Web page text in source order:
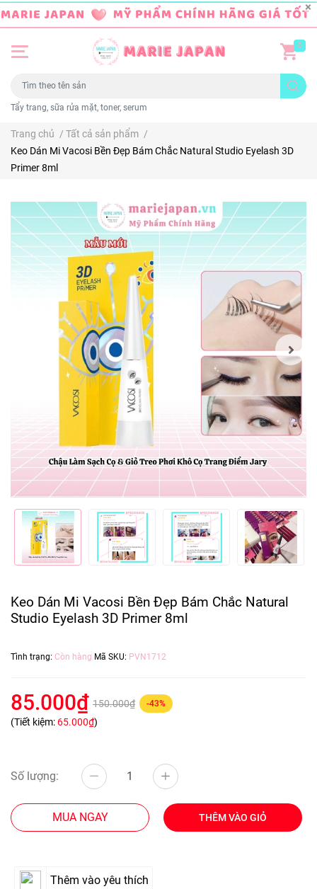
Tẩy trang, sữa rửa mặt, toner, serum
0
Trang chủ / Tất cả sản phẩm /
Keo Dán Mi Vacosi Bền Đẹp Bám Chắc Natural Studio Eyelash 3D
Primer 8ml
Keo Dán Mi Vacosi Bền Đẹp Bám Chắc Natural
Studio Eyelash 3D Primer 8ml
Tình trạng: Còn hàng Mã SKU: PVN1712
85.000₫ 150.000₫ -43%
(Tiết kiệm: 65.000₫)
Số lượng:
MUA NGAY THÊM VÀO GIỎ
Thêm vào yêu thích